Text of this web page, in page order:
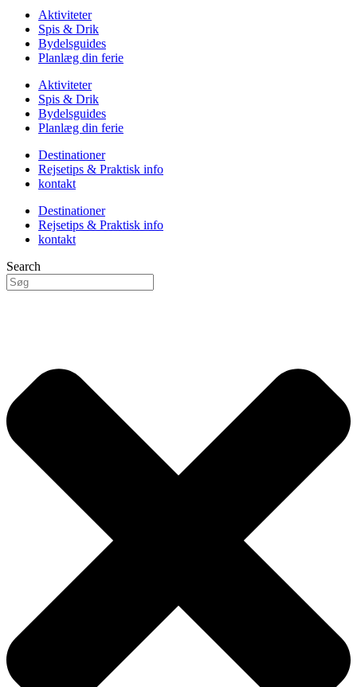
Aktiviteter
Spis & Drik
Bydelsguides
Planlæg din ferie
Aktiviteter
Spis & Drik
Bydelsguides
Planlæg din ferie
Destinationer
Rejsetips & Praktisk info
kontakt
Destinationer
Rejsetips & Praktisk info
kontakt
Search